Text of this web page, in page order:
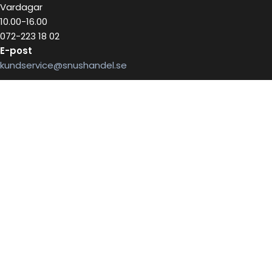
Vardagar
10.00-16.00
072-223 18 02
E-post
kundservice@snushandel.se